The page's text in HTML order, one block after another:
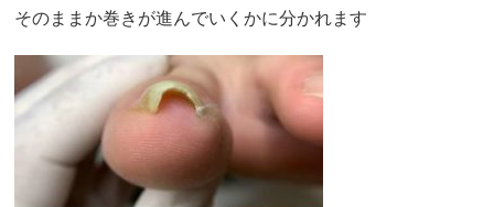
そのままか巻きが進んでいくかに分かれます